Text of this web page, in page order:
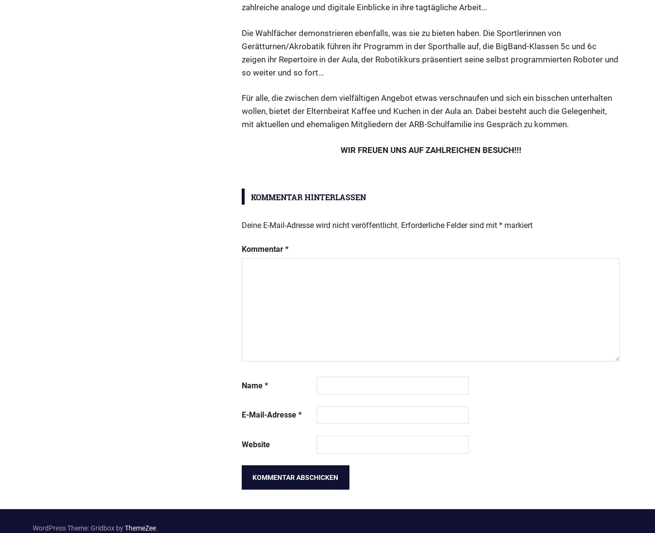
zahlreiche analoge und digitale Einblicke in ihre tagtägliche Arbeit…
Die Wahlfächer demonstrieren ebenfalls, was sie zu bieten haben. Die Sportlerinnen von
Gerätturnen/Akrobatik führen ihr Programm in der Sporthalle auf, die BigBand-Klassen 5c und 6c
zeigen ihr Repertoire in der Aula, der Robotikkurs präsentiert seine selbst programmierten Roboter und
so weiter und so fort…
Für alle, die zwischen dem vielfältigen Angebot etwas verschnaufen und sich ein bisschen unterhalten
wollen, bietet der Elternbeirat Kaffee und Kuchen in der Aula an. Dabei besteht auch die Gelegenheit,
mit aktuellen und ehemaligen Mitgliedern der ARB-Schulfamilie ins Gespräch zu kommen.
WIR FREUEN UNS AUF ZAHLREICHEN BESUCH!!!
KOMMENTAR HINTERLASSEN
Deine E-Mail-Adresse wird nicht veröffentlicht. Erforderliche Felder sind mit * markiert
Kommentar *
Name *
E-Mail-Adresse *
Website
WordPress Theme: Gridbox byThemeZee.